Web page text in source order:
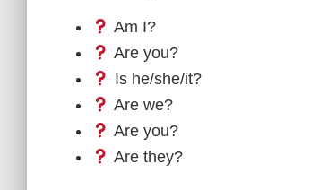
Am I?
Are you?
Is he/she/it?
Are we?
Are you?
Are they?